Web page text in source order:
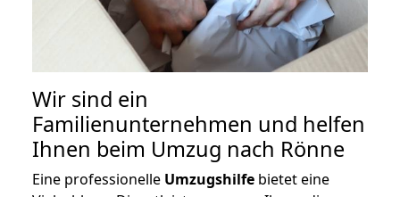
Wir sind ein
Familienunternehmen und helfen
Ihnen beim Umzug nach Rönne
Eine professionelle Umzugshilfe bietet eine